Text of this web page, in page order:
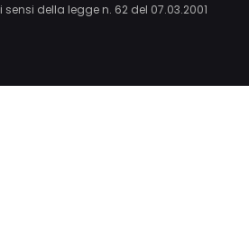
della legge n. 62 del 07.03.2001